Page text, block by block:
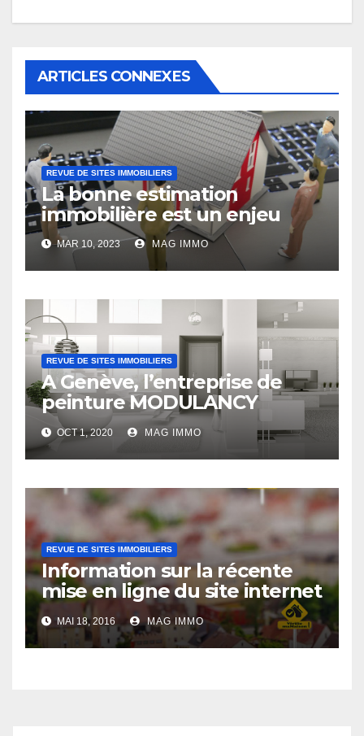
ARTICLES CONNEXES
REVUE DE SITES IMMOBILIERS
La bonne estimation
immobilière est un enjeu
MAR 10, 2023 MAG IMMO
REVUE DE SITES IMMOBILIERS
A Genève, l’entreprise de
peinture MODULANCY
s’affirme comme un acteur
leader
OCT 1, 2020 MAG IMMO
REVUE DE SITES IMMOBILIERS
Information sur la récente
mise en ligne du site internet
Verifiemamaison.com
MAI 18, 2016 MAG IMMO